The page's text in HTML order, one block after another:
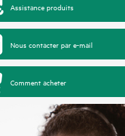
Assistance produits
Nous contacter par e-mail
Comment acheter